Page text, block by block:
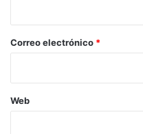
*
Correo electrónico *
Web